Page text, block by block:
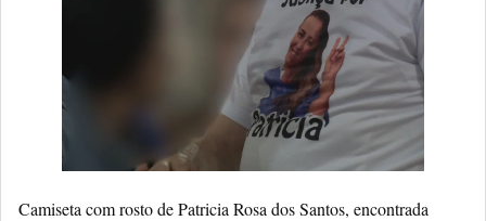
Camiseta com rosto de Patricia Rosa dos Santos, encontrada